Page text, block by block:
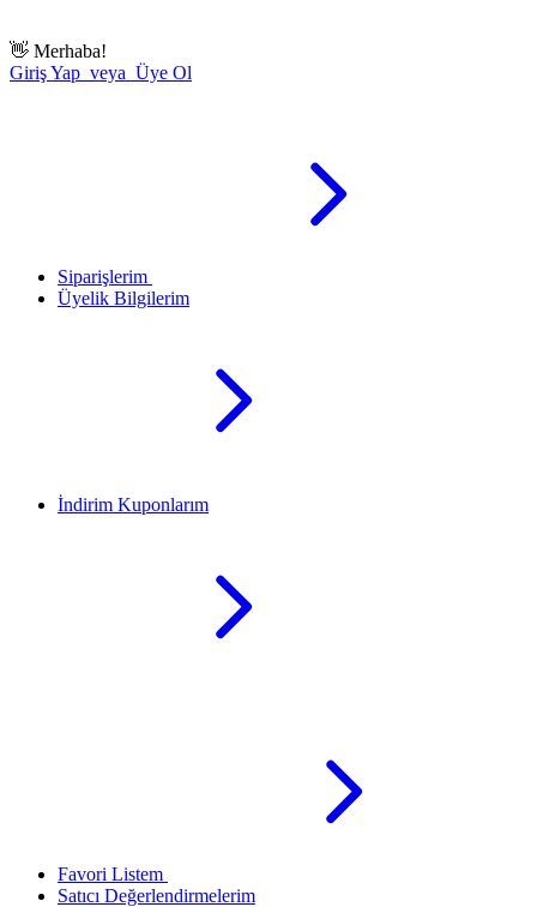
👋 Merhaba!
Giriş Yap veya Üye Ol
Siparişlerim
Üyelik Bilgilerim
İndirim Kuponlarım
Favori Listem
Satıcı Değerlendirmelerim